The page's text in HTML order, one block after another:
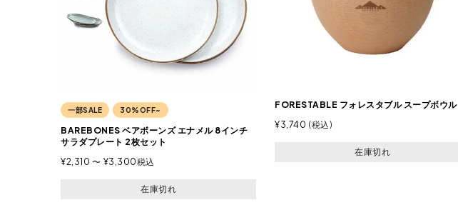
一部SALE 30%OFF~
BAREBONES ベアボーンズ エナメル 8インチ
サラダプレート 2枚セット
¥2,310 〜 ¥3,300税込
在庫切れ
FORESTABLE フォレスタブル スープボウル
¥3,740 税込
在庫切れ